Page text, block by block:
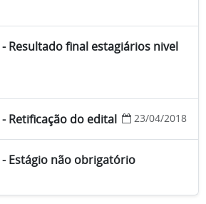
Resultado final estagiários nivel
Retificação do edital 23/04/2018
- Estágio não obrigatório